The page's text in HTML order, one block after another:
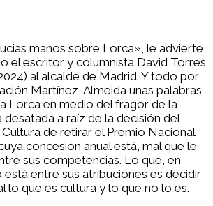
manos sobre Lorca», le advierte
el escritor y columnista David Torres
al alcalde de Madrid. Y todo por
Martínez-Almeida unas palabras
Lorca en medio del fragor de la
a raíz de la decisión del
de retirar el Premio Nacional
concesión anual está, mal que le
sus competencias. Lo que, en
está entre sus atribuciones es decidir
lo que es cultura y lo que no lo es.